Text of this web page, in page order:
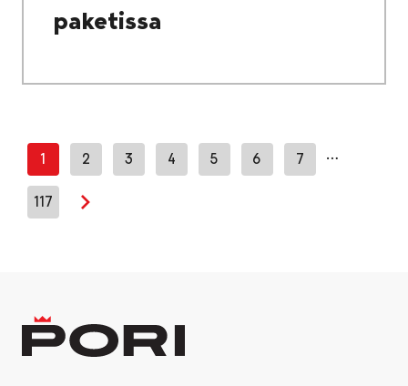
paketissa
1 2 3 4 5 6 7 …
117